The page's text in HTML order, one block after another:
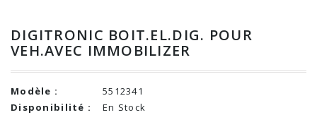
DIGITRONIC BOIT.EL.DIG. POUR
VEH.AVEC IMMOBILIZER
Modèle :
5512341
Disponibilité :
En Stock